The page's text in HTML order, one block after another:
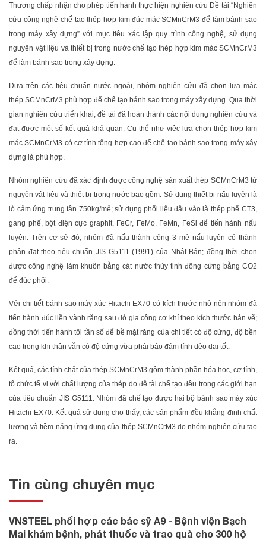
Thương chấp nhận cho phép tiến hành thực hiện nghiên cứu Đề tài “Nghiên
cứu công nghệ chế tạo thép hợp kim đúc mác SCMnCrM3 để làm bánh sao
trong máy xây dựng” với mục tiêu xác lập quy trình công nghệ, sử dụng
nguyên vật liệu và thiết bị trong nước chế tạo thép hợp kim mác SCMnCrM3
để làm bánh sao trong xây dựng.
Dựa trên các tiêu chuẩn nước ngoài, nhóm nghiên cứu đã chọn lựa mác
thép SCMnCrM3 phù hợp để chế tạo bánh sao trong máy xây dựng. Qua thời
gian nghiên cứu triển khai, đề tài đã hoàn thành các nội dung nghiên cứu và
đạt được một số kết quả khả quan. Cụ thể như việc lựa chọn thép hợp kim
mác SCMnCrM3 có cơ tính tổng hợp cao để chế tạo bánh sao trong máy xây
dựng là phù hợp.
Nhóm nghiên cứu đã xác định được công nghệ sản xuất thép SCMnCrM3 từ
nguyên vật liệu và thiết bị trong nước bao gồm: Sử dụng thiết bị nấu luyện là
lò cảm ứng trung tần 750kg/mẻ; sử dụng phối liệu đầu vào là thép phế CT3,
gang phế, bột điện cực graphit, FeCr, FeMo, FeMn, FeSi để tiến hành nấu
luyện. Trên cơ sở đó, nhóm đã nấu thành công 3 mẻ nấu luyện có thành
phần đạt theo tiêu chuẩn JIS G5111 (1991) của Nhật Bản; đồng thời chọn
được công nghệ làm khuôn bằng cát nước thủy tinh đông cứng bằng CO2
để đúc phôi.
Với chi tiết bánh sao máy xúc Hitachi EX70 có kích thước nhỏ nên nhóm đã
tiến hành đúc liền vành răng sau đó gia công cơ khí theo kích thước bản vẽ;
đồng thời tiến hành tôi tần số để bề mặt răng của chi tiết có độ cứng, độ bền
cao trong khi thân vẫn có độ cứng vừa phải bảo đảm tính dẻo dai tốt.
Kết quả, các tính chất của thép SCMnCrM3 gồm thành phần hóa học, cơ tính,
tổ chức tế vi với chất lượng của thép do đề tài chế tạo đều trong các giới hạn
của tiêu chuẩn JIS G5111. Nhóm đã chế tạo được hai bộ bánh sao máy xúc
Hitachi EX70. Kết quả sử dụng cho thấy, các sản phẩm đều khẳng định chất
lượng và tiềm năng ứng dụng của thép SCMnCrM3 do nhóm nghiên cứu tạo
ra.
Tin cùng chuyên mục
VNSTEEL phối hợp các bác sỹ A9 - Bệnh viện Bạch
Mai khám bệnh, phát thuốc và trao quà cho 300 hộ